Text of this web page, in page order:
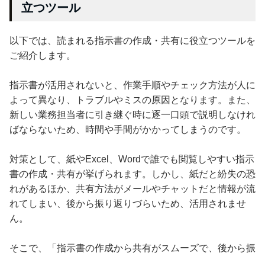
立つツール
以下では、読まれる指示書の作成・共有に役立つツールを
ご紹介します。
指示書が活用されないと、作業手順やチェック方法が人に
よって異なり、トラブルやミスの原因となります。また、
新しい業務担当者に引き継ぐ時に逐一口頭で説明しなけれ
ばならないため、時間や手間がかかってしまうのです。
対策として、紙やExcel、Wordで誰でも閲覧しやすい指示
書の作成・共有が挙げられます。しかし、紙だと紛失の恐
れがあるほか、共有方法がメールやチャットだと情報が流
れてしまい、後から振り返りづらいため、活用されませ
ん。
そこで、「指示書の作成から共有がスムーズで、後から振